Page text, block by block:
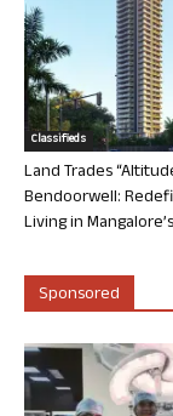
Classifieds
Land Trades
Bendoorwell:
Living in
Sponsored